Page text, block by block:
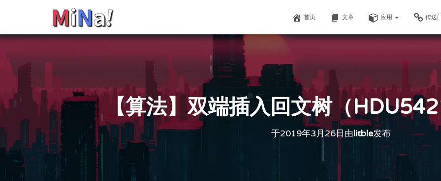
首页 文章 应用 传送
【算法】双端插入回文树（
于2019年3月26日由litble发布